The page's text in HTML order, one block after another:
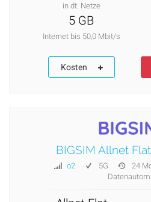
in dt. Netze
5 GB
Internet bis 50,0 Mbit/s
Kosten
BIGSIM Allnet
o2 5G
24